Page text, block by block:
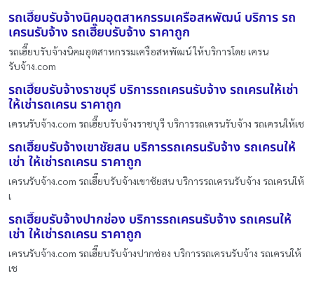
รถเฮี๊ยบรับจ้างนิคมอุตสาหกรรมเครือสหพัฒน์ บริการ รถ
เครนรับจ้าง รถเฮี๊ยบรับจ้าง ราคาถูก
รถเฮี๊ยบรับจ้างนิคมอุตสาหกรรมเครือสหพัฒน์ ให้บริการโดย เครน
รับจ้าง.com
รถเฮี๊ยบรับจ้างราชบุรี บริการรถเครนรับจ้าง รถเครนให้เช่า
ให้เช่ารถเครน ราคาถูก
เครนรับจ้าง.com รถเฮี๊ยบรับจ้างราชบุรี บริการรถเครนรับจ้าง รถเครนให้เช
รถเฮี๊ยบรับจ้างเขาชัยสน บริการรถเครนรับจ้าง รถเครนให้
เช่า ให้เช่ารถเครน ราคาถูก
เครนรับจ้าง.com รถเฮี๊ยบรับจ้างเขาชัยสน บริการรถเครนรับจ้าง รถเครนให้
เ
รถเฮี๊ยบรับจ้างปากช่อง บริการรถเครนรับจ้าง รถเครนให้
เช่า ให้เช่ารถเครน ราคาถูก
เครนรับจ้าง.com รถเฮี๊ยบรับจ้างปากช่อง บริการรถเครนรับจ้าง รถเครนให้
เช